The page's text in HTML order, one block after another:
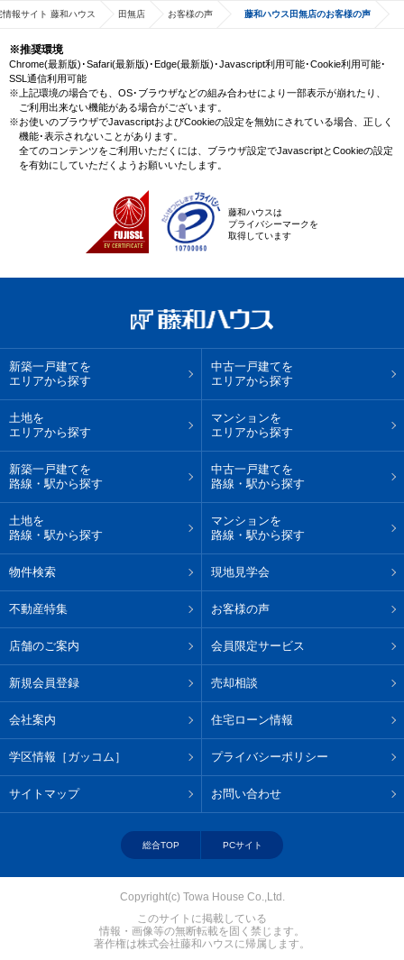
報サイト 藤和ハウス 田無店 お客様の声 藤和ハウス田無店のお客様の声
※推奨環境
Chrome(最新版)･Safari(最新版)･Edge(最新版)･Javascript利用可能･Cookie利用可能･
SSL通信利用可能
※上記環境の場合でも、OS･ブラウザなどの組み合わせにより一部表示が崩れたり、
ご利用出来ない機能がある場合がございます。
※お使いのブラウザでJavascriptおよびCookieの設定を無効にされている場合、正しく
機能･表示されないことがあります。
全てのコンテンツをご利用いただくには、ブラウザ設定でJavascriptとCookieの設定
を有効にしていただくようお願いいたします。
藤和ハウスは
プライバシーマークを
取得しています
新築一戸建てを
エリアから探す
中古一戸建てを
エリアから探す
土地を
エリアから探す
マンションを
エリアから探す
新築一戸建てを
路線・駅から探す
中古一戸建てを
路線・駅から探す
土地を
路線・駅から探す
マンションを
路線・駅から探す
物件検索 現地見学会
不動産特集 お客様の声
店舗のご案内 会員限定サービス
新規会員登録 売却相談
会社案内 住宅ローン情報
学区情報［ガッコム］ プライバシーポリシー
サイトマップ お問い合わせ
総合TOP PCサイト
Copyright(c) Towa House Co.,Ltd.
このサイトに掲載している
情報・画像等の無断転載を固く禁じます。
著作権は株式会社藤和ハウスに帰属します。